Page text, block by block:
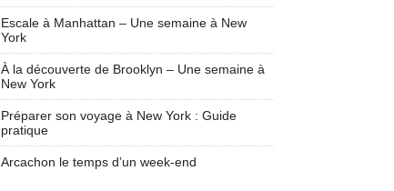
Escale à Manhattan – Une semaine à New
York
À la découverte de Brooklyn – Une semaine à
New York
Préparer son voyage à New York : Guide
pratique
Arcachon le temps d’un week-end